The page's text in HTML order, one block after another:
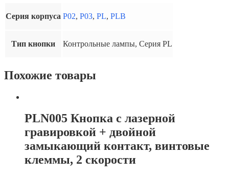
перем./
Серия корпуса P02, P03, PL, PLB
Тип кнопки Контрольные лампы, Серия PL
Похожие товары
PLN005 Кнопка с лазерной
гравировкой + двойной
замыкающий контакт, винтовые
клеммы, 2 скорости